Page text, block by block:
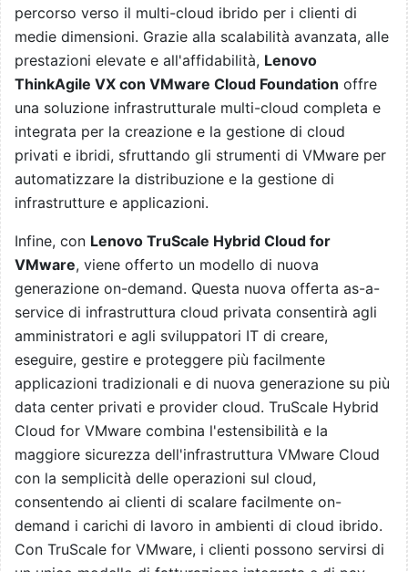
percorso verso il multi-cloud ibrido per i clienti di
medie dimensioni. Grazie alla scalabilità avanzata, alle
prestazioni elevate e all'affidabilità, Lenovo
ThinkAgile VX con VMware Cloud Foundation offre
una soluzione infrastrutturale multi-cloud completa e
integrata per la creazione e la gestione di cloud
privati e ibridi, sfruttando gli strumenti di VMware per
automatizzare la distribuzione e la gestione di
infrastrutture e applicazioni.
Infine, con Lenovo TruScale Hybrid Cloud for
VMware, viene offerto un modello di nuova
generazione on-demand. Questa nuova offerta as-a-
service di infrastruttura cloud privata consentirà agli
amministratori e agli sviluppatori IT di creare,
eseguire, gestire e proteggere più facilmente
applicazioni tradizionali e di nuova generazione su più
data center privati e provider cloud. TruScale Hybrid
Cloud for VMware combina l'estensibilità e la
maggiore sicurezza dell'infrastruttura VMware Cloud
con la semplicità delle operazioni sul cloud,
consentendo ai clienti di scalare facilmente on-
demand i carichi di lavoro in ambienti di cloud ibrido.
Con TruScale for VMware, i clienti possono servirsi di